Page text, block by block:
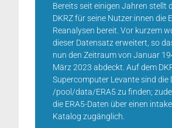
Bereits seit einigen Jahren stellt
DKRZ für seine Nutzer:innen die
Reanalysen bereit. Vor kurzem
dieser Datensatz erweitert, so
nun den Zeitraum von Januar
März 2023 abdeckt. Auf dem
Supercomputer Levante sind die
/pool/data/ERA5 zu finden;
die ERA5-Daten über einen
Katalog zugänglich.